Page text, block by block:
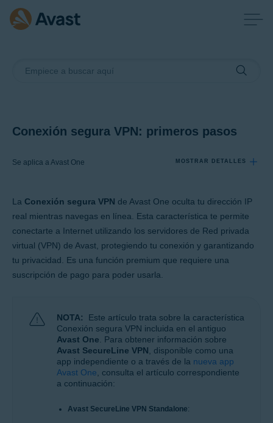
Conexión segura VPN: primeros pasos
Se aplica a Avast One MOSTRAR DETALLES
Productos:
Sistemas operativos:
La Conexión segura VPN de Avast One oculta tu dirección IP
real mientras navegas en línea. Esta característica te permite
conectarte a Internet utilizando los servidores de Red privada
virtual (VPN) de Avast, protegiendo tu conexión y garantizando
tu privacidad. Es una función premium que requiere una
suscripción de pago para poder usarla.
NOTA:
Este artículo trata sobre la característica
Conexión segura VPN incluida en el antiguo
Avast One . Para obtener información sobre
Avast SecureLine VPN , disponible como una
app independiente o a través de la nueva app
Avast One , consulta el artículo correspondiente
a continuación:
Avast SecureLine VPN Standalone: